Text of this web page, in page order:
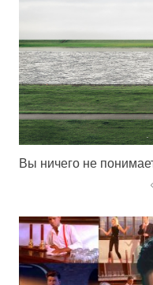
Вы ничего не